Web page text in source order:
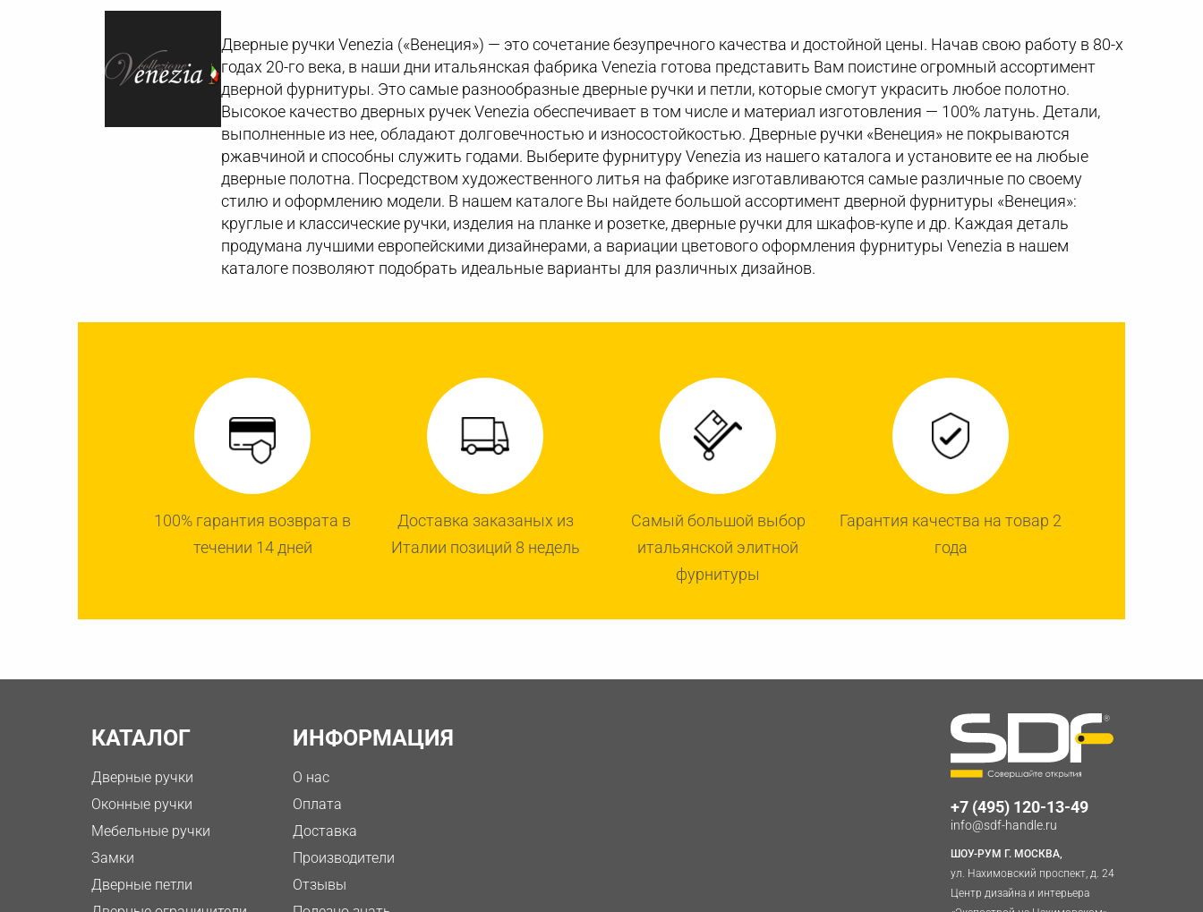
Дверные ручки Venezia («Венеция») — это сочетание безупречного качества и достойной цены. Начав свою работу в 80-х
годах 20-го века, в наши дни итальянская фабрика Venezia готова представить Вам поистине огромный ассортимент
дверной фурнитуры. Это самые разнообразные дверные ручки и петли, которые смогут украсить любое полотно.
Высокое качество дверных ручек Venezia обеспечивает в том числе и материал изготовления — 100% латунь. Детали,
выполненные из нее, обладают долговечностью и износостойкостью. Дверные ручки «Венеция» не покрываются
ржавчиной и способны служить годами. Выберите фурнитуру Venezia из нашего каталога и установите ее на любые
дверные полотна. Посредством художественного литья на фабрике изготавливаются самые различные по своему
стилю и оформлению модели. В нашем каталоге Вы найдете большой ассортимент дверной фурнитуры «Венеция»:
круглые и классические ручки, изделия на планке и розетке, дверные ручки для шкафов-купе и др. Каждая деталь
продумана лучшими европейскими дизайнерами, а вариации цветового оформления фурнитуры Venezia в нашем
каталоге позволяют подобрать идеальные варианты для различных дизайнов.
100% гарантия возврата в
течении 14 дней
Доставка заказаных из
Италии позиций 8 недель
Самый большой выбор
итальянской элитной
фурнитуры
Гарантия качества на товар 2
года
КАТАЛОГ
Дверные ручки
Оконные ручки
Мебельные ручки
Замки
Дверные петли
ИНФОРМАЦИЯ
О нас
Оплата
Доставка
Производители
Отзывы
+7 (495) 120-13-49
info@sdf-handle.ru
ШОУ-РУМ Г. МОСКВА,
ул. Нахимовский проспект, д. 24
Центр дизайна и интерьера